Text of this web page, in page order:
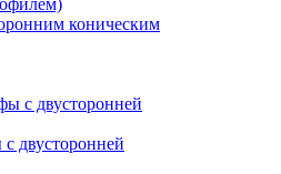
коническим
двусторонней